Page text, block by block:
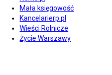
Mała księgowość
Kancelarierp.pl
Wieści Rolnicze
Życie Warszawy